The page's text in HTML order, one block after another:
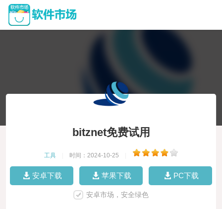
bitznet免费试用
工具 时间：2024-10-25
安卓下载 苹果下载 PC下载
安卓市场，安全绿色